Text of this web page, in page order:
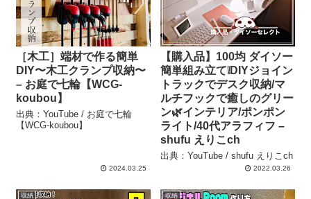
［木工］端材で作る簡単
DIY〜木工クランプ収納〜
– お庭で七輪【WCG-
koubou】
出典：YouTube / お庭で七輪
【WCG-koubou】
2024.03.25
【購入品】100均 ダイソー
簡単組み立て❕DIYジョイン
トラックでデスク収納/マ
ルチフックで癒しのグリー
ン🌿インテリア/ポンポン
ライト/40代アラフィフ –
shufu えりこch
出典：YouTube / shufu えりこch
2022.03.26
収納 収納